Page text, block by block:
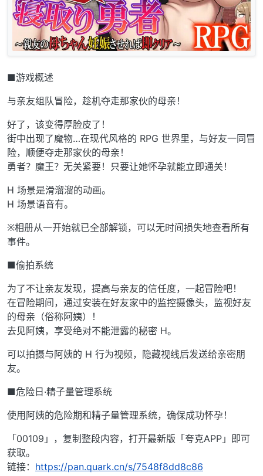
■游戏概述
与亲友组队冒险，趁机夺走那家伙的母亲！
好了，该变得厚脸皮了！
街中出现了魔物…在现代风格的 RPG 世界里，与好友一同冒
险，顺便夺走那家伙的母亲！
勇者？魔王？无关紧要！只要让她怀孕就能立即通关！
H 场景是滑溜溜的动画。
H 场景语音有。
※相册从一开始就已全部解锁，可以无时间损失地查看所有
事件。
■偷拍系统
为了不让亲友发现，提高与亲友的信任度，一起冒险吧！
在冒险期间，通过安装在好友家中的监控摄像头，监视好友
的母亲（俗称阿姨）！
去见阿姨，享受绝对不能泄露的秘密 H。
可以拍摄与阿姨的 H 行为视频，隐藏视线后发送给亲密朋
友。
■危险日·精子量管理系统
使用阿姨的危险期和精子量管理系统，确保成功怀孕！
「00109」，复制整段内容，打开最新版「夸克APP」即可
获取。
链接： https://pan.quark.cn/s/7548f8dd8c86